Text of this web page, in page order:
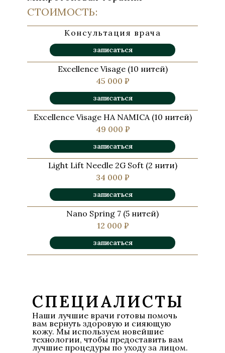
СТОИМОСТЬ:
Консультация врача
записаться
Excellence Visage (10 нитей)
45 000 ₽
записаться
Excellence Visage HA NAMICA (10 нитей)
49 000 ₽
записаться
Light Lift Needle 2G Soft (2 нити)
34 000 ₽
записаться
Nano Spring 7 (5 нитей)
12 000 ₽
записаться
СПЕЦИАЛИСТЫ
Наши лучшие врачи готовы помочь
вам вернуть здоровую и сияющую
кожу. Мы используем новейшие
технологии, чтобы предоставить вам
лучшие процедуры по уходу за лицом.